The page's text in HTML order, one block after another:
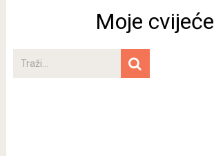
Moje cvijeće